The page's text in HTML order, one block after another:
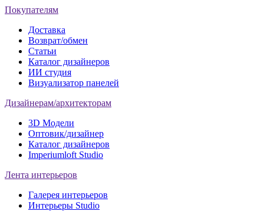
Покупателям
Доставка
Возврат/обмен
Статьи
Каталог дизайнеров
ИИ студия
Визуализатор панелей
Дизайнерам/архитекторам
3D Модели
Оптовик/дизайнер
Каталог дизайнеров
Imperiumloft Studio
Лента интерьеров
Галерея интерьеров
Интерьеры Studio